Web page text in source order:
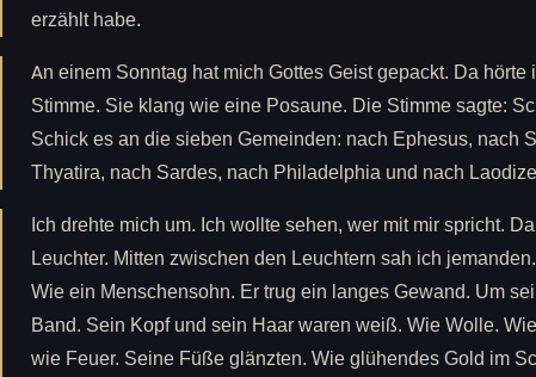
erzählt habe.
An einem Sonntag hat mich Gottes Geist gepackt. Da
Stimme. Sie klang wie eine Posaune. Die Stimme sagte:
Schick es an die sieben Gemeinden: nach Ephesus, nach
Thyatira, nach Sardes, nach Philadelphia und nach
Ich drehte mich um. Ich wollte sehen, wer mit mir spricht.
Leuchter. Mitten zwischen den Leuchtern sah ich
Wie ein Menschensohn. Er trug ein langes Gewand. Um
Band. Sein Kopf und sein Haar waren weiß. Wie Wolle.
wie Feuer. Seine Füße glänzten. Wie glühendes Gold im